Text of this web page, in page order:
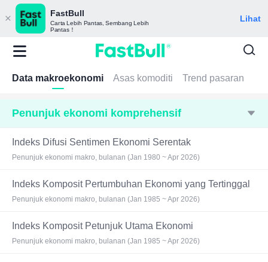
FastBull
Carta Lebih Pantas, Sembang Lebih
Pantas！
Lihat
Data makroekonomi Asas komoditi Trend pasaran
Penunjuk ekonomi komprehensif
Indeks Difusi Sentimen Ekonomi Serentak
Penunjuk ekonomi makro, bulanan (Jan 1980 ~ Apr 2026)
Indeks Komposit Pertumbuhan Ekonomi yang Tertinggal
Penunjuk ekonomi makro, bulanan (Jan 1985 ~ Apr 2026)
Indeks Komposit Petunjuk Utama Ekonomi
Penunjuk ekonomi makro, bulanan (Jan 1985 ~ Apr 2026)